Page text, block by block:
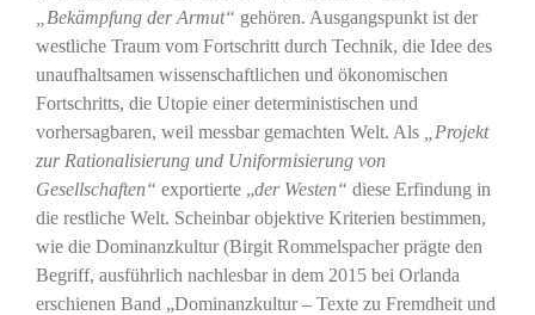
„Bekämpfung der Armut“ gehören. Ausgangspunkt ist der
westliche Traum vom Fortschritt durch Technik, die Idee des
unaufhaltsamen wissenschaftlichen und ökonomischen
Fortschritts, die Utopie einer deterministischen und
vorhersagbaren, weil messbar gemachten Welt. Als
„Projekt
zur Rationalisierung und Uniformisierung von
Gesellschaften“ exportierte „der Westen“ diese Erfindung in
die restliche Welt. Scheinbar objektive Kriterien bestimmen,
wie die Dominanzkultur (Birgit Rommelspacher prägte den
Begriff, ausführlich nachlesbar in dem 2015 bei Orlanda
erschienen Band „Dominanzkultur – Texte zu Fremdheit und